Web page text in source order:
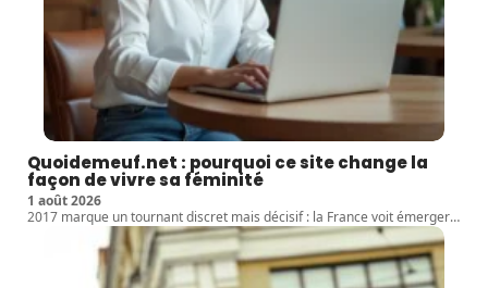
Quoidemeuf.net : pourquoi ce site change la
façon de vivre sa féminité
1 août 2026
2017 marque un tournant discret mais décisif : la France voit émerger…